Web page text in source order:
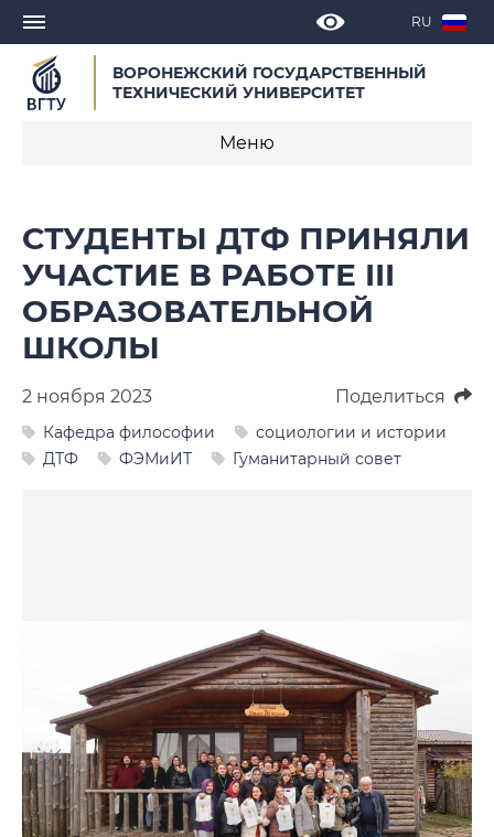
RU
ВОРОНЕЖСКИЙ ГОСУДАРСТВЕННЫЙ
ТЕХНИЧЕСКИЙ УНИВЕРСИТЕТ
Меню
Объявления
СМИ о нас
Выступления, доклады, интервью
Календарь мероприятий
Корпоративные издания
Контакты для СМИ
СТУДЕНТЫ ДТФ ПРИНЯЛИ
УЧАСТИЕ В РАБОТЕ III
ОБРАЗОВАТЕЛЬНОЙ
ШКОЛЫ
2 ноября 2023 Поделиться
Кафедра философии
социологии и истории
ДТФ
ФЭМиИТ Гуманитарный совет